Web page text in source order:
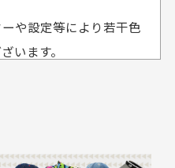
おります
欲しかったスカートが購
か？
や設定等により若干色
います。
りますので、若干の誤